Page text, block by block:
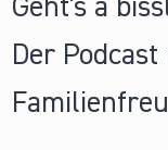
Geht's a
Der